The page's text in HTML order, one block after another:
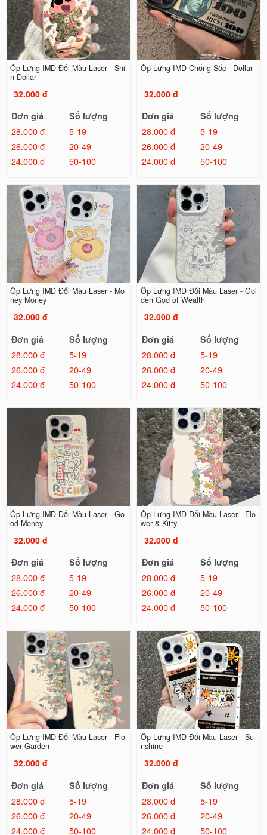
Ốp Lưng IMD Đổi Màu Laser - Shi
n Dollar
32.000 đ
Đơn giá
Số lượng
28.000 đ
5-19
26.000 đ
20-49
24.000 đ
50-100
Ốp Lưng IMD Chống Sốc - Dollar
32.000 đ
Đơn giá
Số lượng
28.000 đ
5-19
26.000 đ
20-49
24.000 đ
50-100
Ốp Lưng IMD Đổi Màu Laser - Mo
ney Money
32.000 đ
Đơn giá
Số lượng
28.000 đ
5-19
26.000 đ
20-49
24.000 đ
50-100
Ốp Lưng IMD Đổi Màu Laser - Gol
den God of Wealth
32.000 đ
Đơn giá
Số lượng
28.000 đ
5-19
26.000 đ
20-49
24.000 đ
50-100
Ốp Lưng IMD Đổi Màu Laser - Go
od Money
32.000 đ
Đơn giá
Số lượng
28.000 đ
5-19
26.000 đ
20-49
24.000 đ
50-100
Ốp Lưng IMD Đổi Màu Laser - Flo
wer & Kitty
32.000 đ
Đơn giá
Số lượng
28.000 đ
5-19
26.000 đ
20-49
24.000 đ
50-100
Ốp Lưng IMD Đổi Màu Laser - Flo
wer Garden
32.000 đ
Đơn giá
Số lượng
28.000 đ
5-19
26.000 đ
20-49
24.000 đ
50-100
Ốp Lưng IMD Đổi Màu Laser - Su
nshine
32.000 đ
Đơn giá
Số lượng
28.000 đ
5-19
26.000 đ
20-49
24.000 đ
50-100